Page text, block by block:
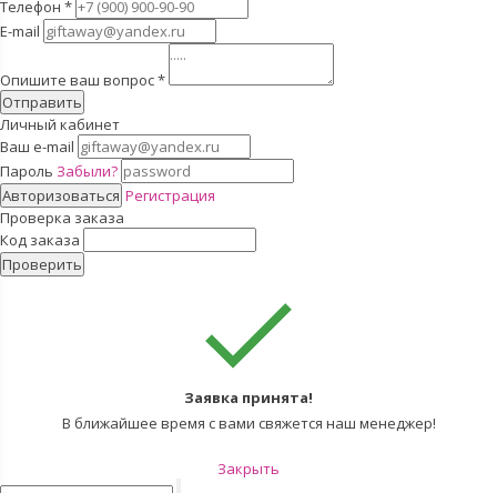
Телефон *
E-mail
Опишите ваш вопрос*
Отправить
Личный кабинет
Ваш e-mail
Пароль Забыли?
Авторизоваться Регистрация
Проверка заказа
Код заказа
Проверить
Заявка принята!
В ближайшее время с вами свяжется наш менеджер!
Закрыть